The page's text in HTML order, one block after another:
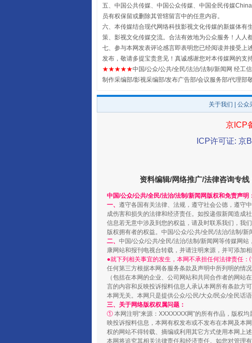
如何以同查同治破解风腐交织难题
一颗心始终滚烫
五、中国公共传媒、中国公众传媒、中国全民传媒
员有权保留或删除其管辖留言中的任意内容。
六、本传媒结合现代网络科技影视文化传媒的新媒体有
策、影视文化传媒交流。合法有效地为公众服务！人人
七、参与本网发表评论感言即表明您已经阅读并接受
发布，敬请多提宝贵意见！真诚感谢您对本传媒网的支
★★★★★中国/公众/公共/全民/法治/法制/新闻网 经工
制作采编部/影视采编部/发布广告部/会议服务部/代理部敬
关于我们 公众
京ICP
ICP许可证: 京
资料编辑/网络推广/法律咨询专线
中国/公众/公共/全民/法治/法制/新闻网版权和免责声明
一、 遵守各国有关法律、法规，遵守社会公德，遵守
成伤害和损失的法律和经济责任。如投递假新闻造成
信息若无意中涉及到您的权益，请及时联系我们，我
版权拥有者的权益。中国/公众/公共/全民/法治/法制/新
二、 中国/公众/公共/全民/法治/法制/新闻网等传媒网
康网站和报刊电视台转载，并请注明来源，并可添加相
●就下列相关事宜的发生，本网不承担任何法律责任
任何第三方根据本网各服务条款及声明中所列明的情
（包括在本网的企业、公司网站和共同合作者的网站在
言的内容和反映投诉报料信息人承认本网所有条款方
本网无关。本网只是提供公众/公民/大众/民众/全民话
三、关于网络版权权属问题：
① 本网注明“来源：XXXXXXX网”的所有作品，版权
映投诉报料信息，本网有权发布或不发布在本网及本
权的网站不得转载、摘编或利用其它方式使用本网上
本网将追究其相关法律责任和经济责任。如您对管理